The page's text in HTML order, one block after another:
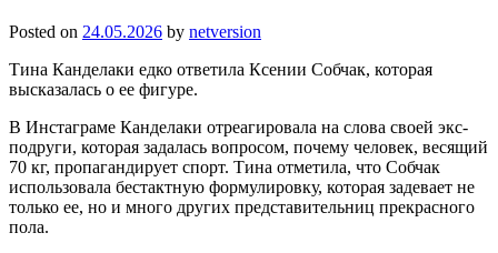
Posted on 24.05.2026 by netversion
Тина Канделаки едко ответила Ксении Собчак, которая
высказалась о ее фигуре.
В Инстаграме Канделаки отреагировала на слова своей экс-
подруги, которая задалась вопросом, почему человек, весящий
70 кг, пропагандирует спорт. Тина отметила, что Собчак
использовала бестактную формулировку, которая задевает не
только ее, но и много других представительниц прекрасного
пола.